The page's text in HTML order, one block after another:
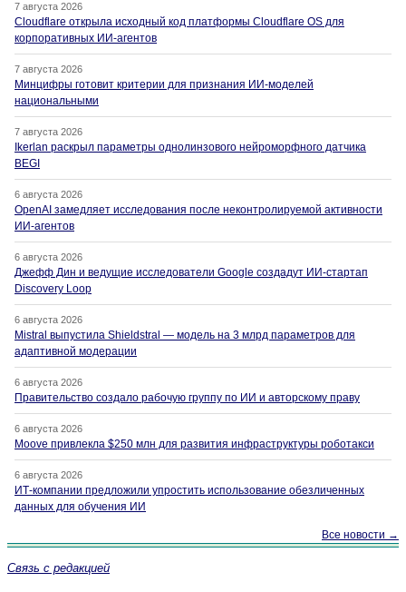
7 августа 2026
Cloudflare открыла исходный код платформы Cloudflare OS для
корпоративных ИИ-агентов
7 августа 2026
Минцифры готовит критерии для признания ИИ-моделей
национальными
7 августа 2026
Ikerlan раскрыл параметры однолинзового нейроморфного датчика
BEGI
6 августа 2026
OpenAI замедляет исследования после неконтролируемой активности
ИИ-агентов
6 августа 2026
Джефф Дин и ведущие исследователи Google создадут ИИ-стартап
Discovery Loop
6 августа 2026
Mistral выпустила Shieldstral — модель на 3 млрд параметров для
адаптивной модерации
6 августа 2026
Правительство создало рабочую группу по ИИ и авторскому праву
6 августа 2026
Moove привлекла $250 млн для развития инфраструктуры роботакси
6 августа 2026
ИТ-компании предложили упростить использование обезличенных
данных для обучения ИИ
Все новости →
Связь с редакцией